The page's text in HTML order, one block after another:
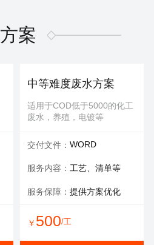
式膜，板式膜，陶瓷膜等
可选服务：提供清洗药剂
服务保障：通量至70%
立即购买
填料更换
适用于河道，池塘，景观
方案
中等难度废水方案
适用于COD低于5000的化工
废水，养殖，电镀等
交付文件： WORD
服务内容： 工艺、清单等
服务保障： 提供方案优化
￥ 500/工